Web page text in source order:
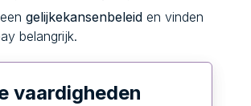
gelijkekansenbeleid en vinden
belangrijk.
vaardigheden